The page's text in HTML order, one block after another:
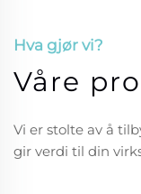
Hva gjør vi?
Våre
Vi er stolte av å
gir verdi til din